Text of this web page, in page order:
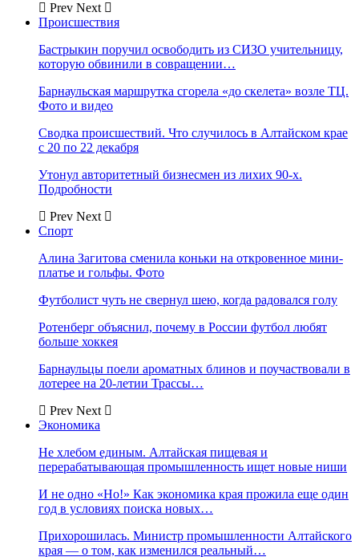
Prev Next
Происшествия
Бастрыкин поручил освободить из СИЗО учительницу,
которую обвинили в совращении…
Барнаульская маршрутка сгорела «до скелета» возле ТЦ.
Фото и видео
Сводка происшествий. Что случилось в Алтайском крае
с 20 по 22 декабря
Утонул авторитетный бизнесмен из лихих 90-х.
Подробности
Prev Next
Спорт
Алина Загитова сменила коньки на откровенное мини-
платье и гольфы. Фото
Футболист чуть не свернул шею, когда радовался голу
Ротенберг объяснил, почему в России футбол любят
больше хоккея
Барнаульцы поели ароматных блинов и поучаствовали в
лотерее на 20-летии Трассы…
Prev Next
Экономика
Не хлебом единым. Алтайская пищевая и
перерабатывающая промышленность ищет новые ниши
И не одно «Но!» Как экономика края прожила еще один
год в условиях поиска новых…
Прихорошилась. Министр промышленности Алтайского
края — о том, как изменился реальный…